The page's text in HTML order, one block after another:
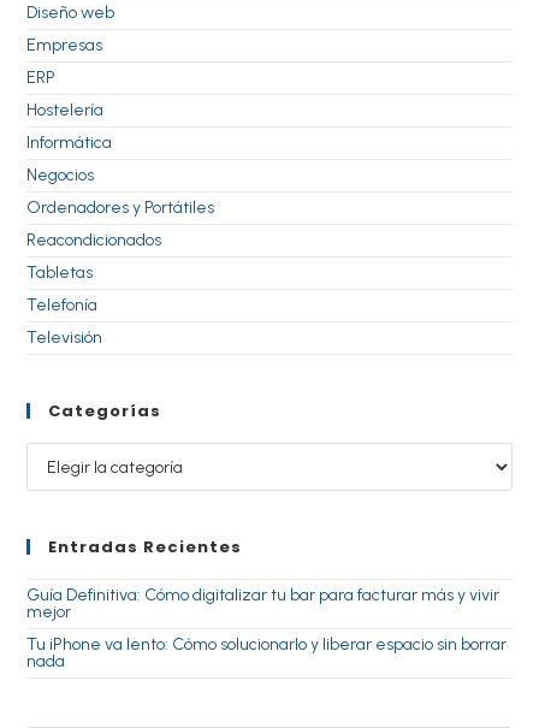
Diseño web
Empresas
ERP
Hostelería
Informática
Negocios
Ordenadores y Portátiles
Reacondicionados
Tabletas
Telefonía
Televisión
Categorías
Entradas Recientes
Guía Definitiva: Cómo digitalizar tu bar para facturar más y vivir
mejor
Tu iPhone va lento: Cómo solucionarlo y liberar espacio sin borrar
nada